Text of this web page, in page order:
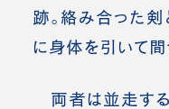
跡。絡み合った剣
に身体を引いて間
両者は並走する